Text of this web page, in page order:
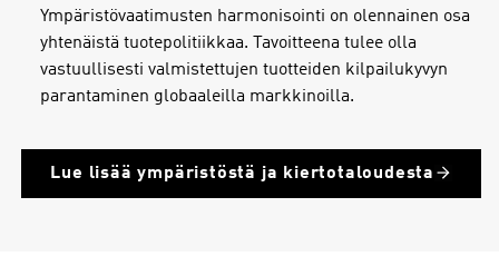
Ympäristövaatimusten harmonisointi on olennainen osa
yhtenäistä tuotepolitiikkaa. Tavoitteena tulee olla
vastuullisesti valmistettujen tuotteiden kilpailukyvyn
parantaminen globaaleilla markkinoilla.
Lue lisää ympäristöstä ja kiertotaloudesta